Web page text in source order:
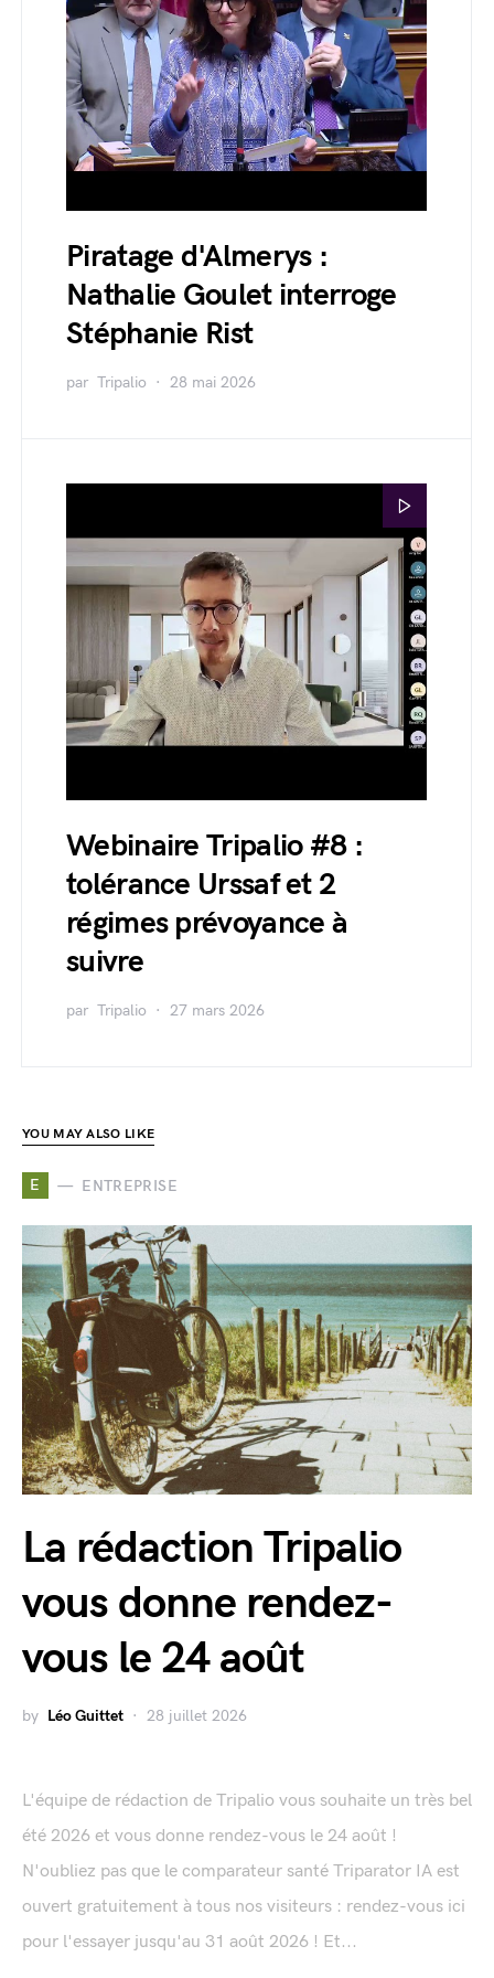
Piratage d'Almerys :
Nathalie Goulet interroge
Stéphanie Rist
par Tripalio 28 mai 2026
Webinaire Tripalio #8 :
tolérance Urssaf et 2
régimes prévoyance à
suivre
par Tripalio 27 mars 2026
YOU MAY ALSO LIKE
E ENTREPRISE
La rédaction Tripalio
vous donne rendez-
vous le 24 août
by Léo Guittet 28 juillet 2026
L'équipe de rédaction de Tripalio vous souhaite un très bel
été 2026 et vous donne rendez-vous le 24 août !
N'oubliez pas que le comparateur santé Triparator IA est
ouvert gratuitement à tous nos visiteurs : rendez-vous ici
pour l'essayer jusqu'au 31 août 2026 ! Et...